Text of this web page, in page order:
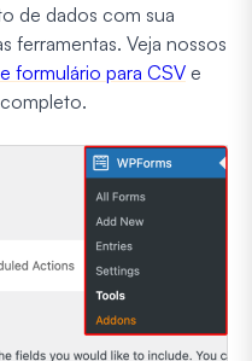
de dados com sua
ferramentas. Veja nossos
formulário para CSV e